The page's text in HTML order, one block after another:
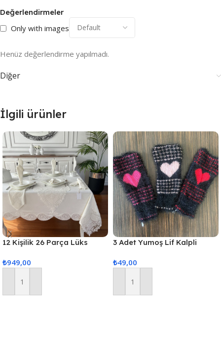
Değerlendirmeler
Only with images
Henüz değerlendirme yapılmadı.
Diğer
İlgili ürünler
12 Kişilik 26 Parça Lüks
Masa Örtüsü Seti
₺949,00
Sepete Ekle
3 Adet Yumoş Lif Kalpli
₺49,00
Sepete Ekle